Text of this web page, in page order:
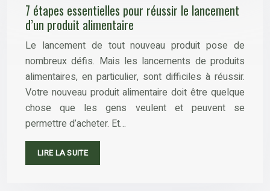
7 étapes essentielles pour réussir le lancement
d’un produit alimentaire
Le lancement de tout nouveau produit pose de
nombreux défis. Mais les lancements de produits
alimentaires, en particulier, sont difficiles à réussir.
Votre nouveau produit alimentaire doit être quelque
chose que les gens veulent et peuvent se
permettre d’acheter. Et…
LIRE LA SUITE